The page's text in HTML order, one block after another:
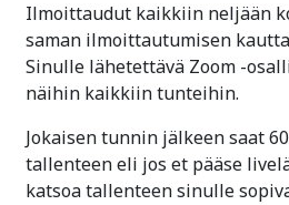
Ilmoittaudut kaikkiin neljään
saman ilmoittautumisen kautta
Sinulle lähetettävä Zoom -
näihin kaikkiin tunteihin.
Jokaisen tunnin jälkeen saat
tallenteen eli jos et pääse
katsoa tallenteen sinulle